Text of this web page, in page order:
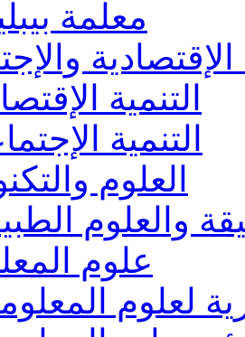
معلمة
الإقتصادية
التنمية
التنمية
العلوم
والعلوم
علوم
لعلوم